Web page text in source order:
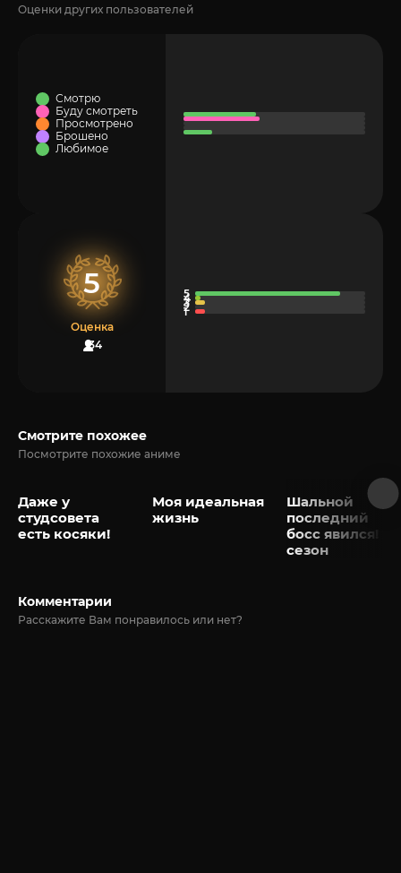
Оценки других пользователей
Смотрю
Буду смотреть
Просмотрено
Брошено
Любимое
5
Оценка
34
Смотрите похожее
Посмотрите похожие аниме
Даже у
студсовета
есть косяки!
Моя идеальная
жизнь
Шальной
последний
босс явился! 2
сезон
Комментарии
Расскажите Вам понравилось или нет?